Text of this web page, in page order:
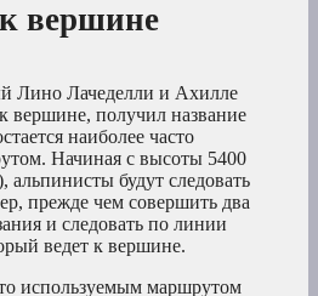
вершине
Лино Лачеделли и Ахилле
вершине, получил название
наиболее часто
Начиная с высоты 5400
альпинисты будут следовать
прежде чем совершить два
и следовать по линии
ведет к вершине.
используемым маршрутом